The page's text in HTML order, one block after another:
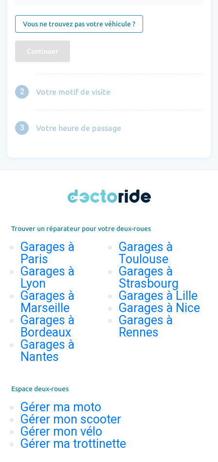
Vous ne trouvez pas votre véhicule ?
Continuer
2 Votre motif de visite
3 Votre heure de passage
Trouver un réparateur pour votre deux-roues
Garages à
Paris
Garages à
Lyon
Garages à
Marseille
Garages à
Bordeaux
Garages à
Nantes
Garages à
Toulouse
Garages à
Strasbourg
Garages à Lille
Garages à Nice
Garages à
Rennes
Espace deux-roues
Gérer ma moto
Gérer mon scooter
Gérer mon vélo
Gérer ma trottinette